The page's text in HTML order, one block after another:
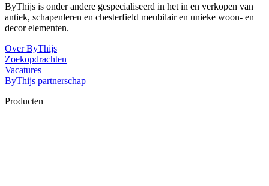
ByThijs is onder andere gespecialiseerd in het in en verkopen van
antiek, schapenleren en chesterfield meubilair en unieke woon- en
decor elementen.
Over ByThijs
Zoekopdrachten
Vacatures
ByThijs partnerschap
Producten